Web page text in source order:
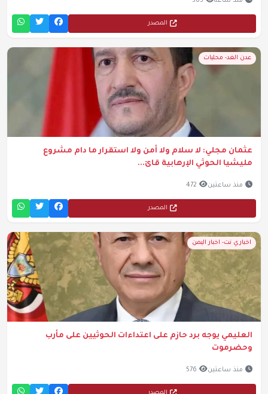
المصدر
عدن الغد- محليات
عثمان مجلي: لا سلام ولا أمن ولا استقرار ما دام مشروع
مليشيا الحوثي الإرهابية قائ...
منذ ساعتين 472
المصدر
اخباري نت- اخبار اليمن
العليمي يوجه برد حازم على اعتداءات الحوثيين على مأرب
وحضرموت
منذ ساعتين 576